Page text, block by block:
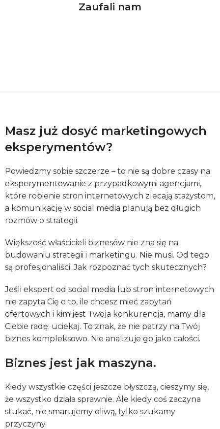
Zaufali nam
Masz już dosyć marketingowych
eksperymentów?
Powiedzmy sobie szczerze – to nie są dobre czasy na
eksperymentowanie z przypadkowymi agencjami,
które robienie stron internetowych zlecają stażystom,
a komunikację w social media planują bez długich
rozmów o strategii.
Większość właścicieli biznesów nie zna się na
budowaniu strategii i marketingu. Nie musi. Od tego
są profesjonaliści. Jak rozpoznać tych skutecznych?
Jeśli ekspert od social media lub stron internetowych
nie zapyta Cię o to, ile chcesz mieć zapytań
ofertowych i kim jest Twoja konkurencja, mamy dla
Ciebie radę: uciekaj. To znak, że nie patrzy na Twój
biznes kompleksowo. Nie analizuje go jako całości.
Biznes jest jak maszyna.
Kiedy wszystkie części jeszcze błyszczą, cieszymy się,
że wszystko działa sprawnie. Ale kiedy coś zaczyna
stukać, nie smarujemy oliwą, tylko szukamy
przyczyny.